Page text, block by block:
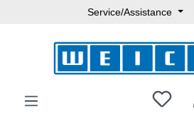
Passer au contenu principal
Service/Assistance